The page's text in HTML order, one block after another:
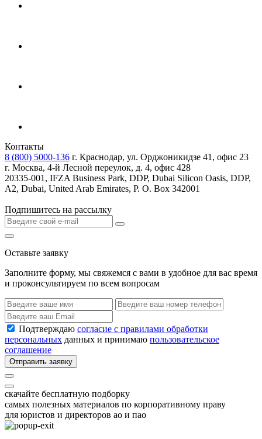
Контакты
8 (800) 5000-136 г. Краснодар, ул. Орджоникидзе 41, офис 23
г. Москва, 4-й Лесной переулок, д. 4, офис 428
20335-001, IFZA Business Park, DDP, Dubai Silicon Oasis, DDP,
A2, Dubai, United Arab Emirates, P. O. Box 342001
Подпишитесь на рассылку
Оставьте заявку
Заполните форму, мы свяжемся с вами в удобное для вас время
и проконсультируем по всем вопросам
Подтверждаю согласие с правилами обработки
персональных данных и принимаю пользовательское
соглашение
Отправить заявку
скачайте бесплатную подборку
самых полезных материалов по корпоративному праву
для юристов и директоров ао и пао